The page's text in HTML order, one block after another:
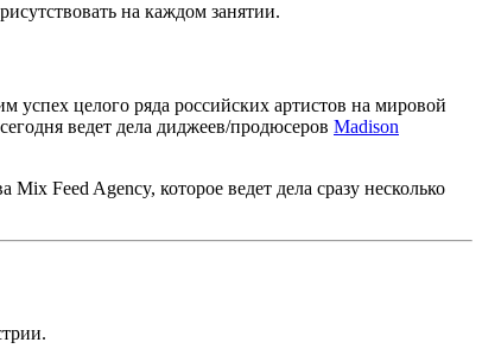
на каждом занятии.
успех целого ряда российских артистов на мировой
ведет дела диджеев/продюсеров Madison
Feed Agency, которое ведет дела сразу несколько